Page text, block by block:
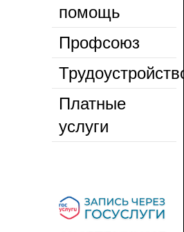
помощь
Профсоюз
Трудоустройство
Платные
услуги